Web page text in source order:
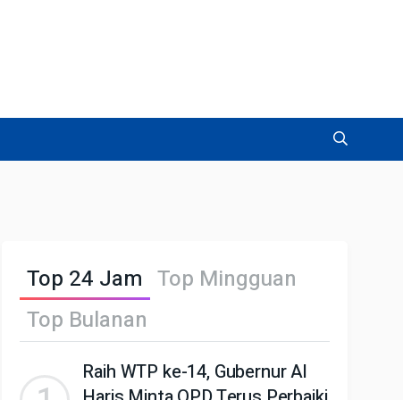
Top 24 Jam Top Mingguan
Top Bulanan
Raih WTP ke-14, Gubernur Al